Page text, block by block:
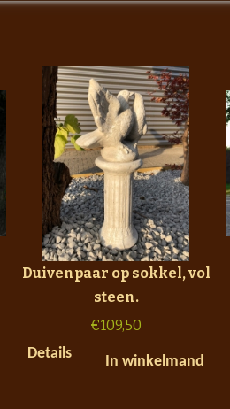
Duivenpaar op sokkel, vol
steen.
€109,50
Details
In winkelmand